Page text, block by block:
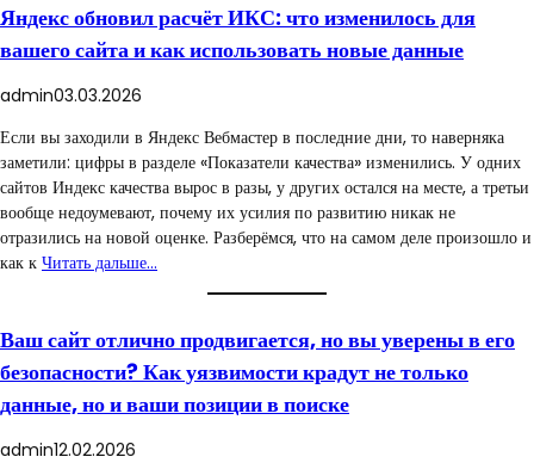
Яндекс обновил расчёт ИКС: что изменилось для
вашего сайта и как использовать новые данные
admin03.03.2026
Если вы заходили в Яндекс Вебмастер в последние дни, то наверняка
заметили: цифры в разделе «Показатели качества» изменились. У одних
сайтов Индекс качества вырос в разы, у других остался на месте, а третьи
вообще недоумевают, почему их усилия по развитию никак не
отразились на новой оценке. Разберёмся, что на самом деле произошло и
как к Читать дальше…
Ваш сайт отлично продвигается, но вы уверены в его
безопасности? Как уязвимости крадут не только
данные, но и ваши позиции в поиске
admin12.02.2026